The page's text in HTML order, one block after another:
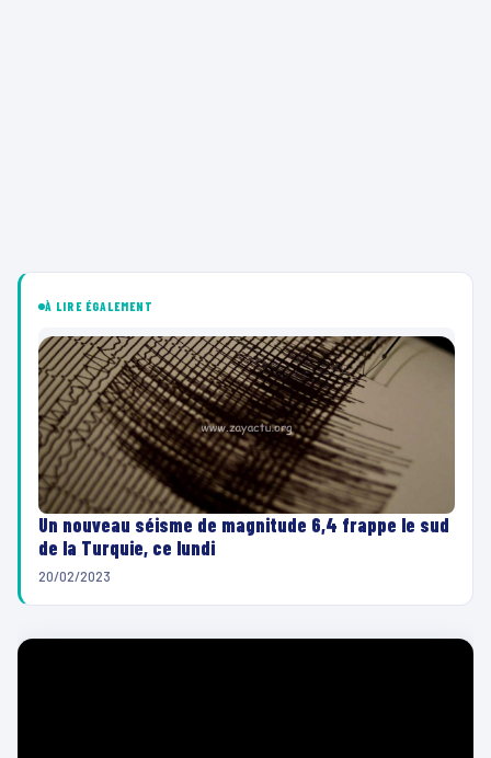
À LIRE ÉGALEMENT
Un nouveau séisme de magnitude 6,4 frappe le sud
de la Turquie, ce lundi
20/02/2023